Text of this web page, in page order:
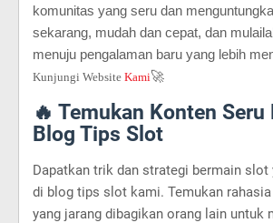
komunitas yang seru dan
sekarang, mudah dan cepat, dan
menuju pengalaman baru yang lebih
Kunjungi Website Kami🚀
🔥 Temukan Konten Seru
Blog Tips Slot
Dapatkan trik dan strategi bermain slot
di blog tips slot kami. Temukan
yang jarang dibagikan orang lain untuk